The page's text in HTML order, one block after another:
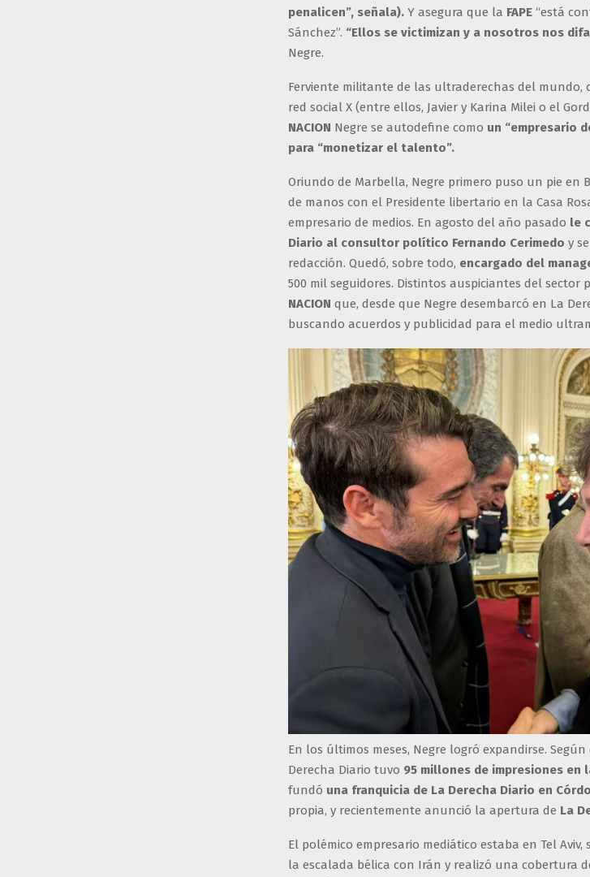
penalicen”, señala). Y asegura que la FAPE “está
Sánchez”. “Ellos se victimizan y a nosotros nos
Negre.
Ferviente militante de las ultraderechas del mundo,
red social X (entre ellos, Javier y Karina Milei o el
NACION Negre se autodefine como un “empresario
para “monetizar el talento”.
Oriundo de Marbella, Negre primero puso un pie en
de manos con el Presidente libertario en la Casa
empresario de medios. En agosto del año pasado le
Diario al consultor político Fernando Cerimedo y
redacción. Quedó, sobre todo, encargado del
500 mil seguidores. Distintos auspiciantes del sector
NACION que, desde que Negre desembarcó en La
buscando acuerdos y publicidad para el medio
En los últimos meses, Negre logró expandirse.
Derecha Diario tuvo 95 millones de impresiones en
fundó una franquicia de La Derecha Diario en
propia, y recientemente anunció la apertura de La
El polémico empresario mediático estaba en Tel
la escalada bélica con Irán y realizó una cobertura